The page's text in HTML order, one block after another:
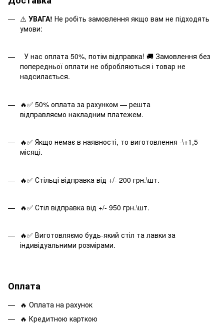
⚠️ УВАГА! Не робіть замовлення якщо вам не підходять
умови:
У нас оплата 50%, потім відправка! 🚚 Замовлення без
попередньої оплати не обробляються і товар не
надсилається.
🔥✅ 50% оплата за рахунком — решта
відправляємо накладним платежем.
🔥✅ Якщо немає в наявності, то виготовлення -\+1,5
місяці.
🔥✅ Стільці відправка від +/- 200 грн.\шт.
🔥✅ Стіл відправка від +/- 950 грн.\шт.
🔥✅ Виготовляємо будь-який стіл та лавки за
індивідуальними розмірами.
Оплата
🔥 Оплата на рахунок
🔥 Кредитною карткою